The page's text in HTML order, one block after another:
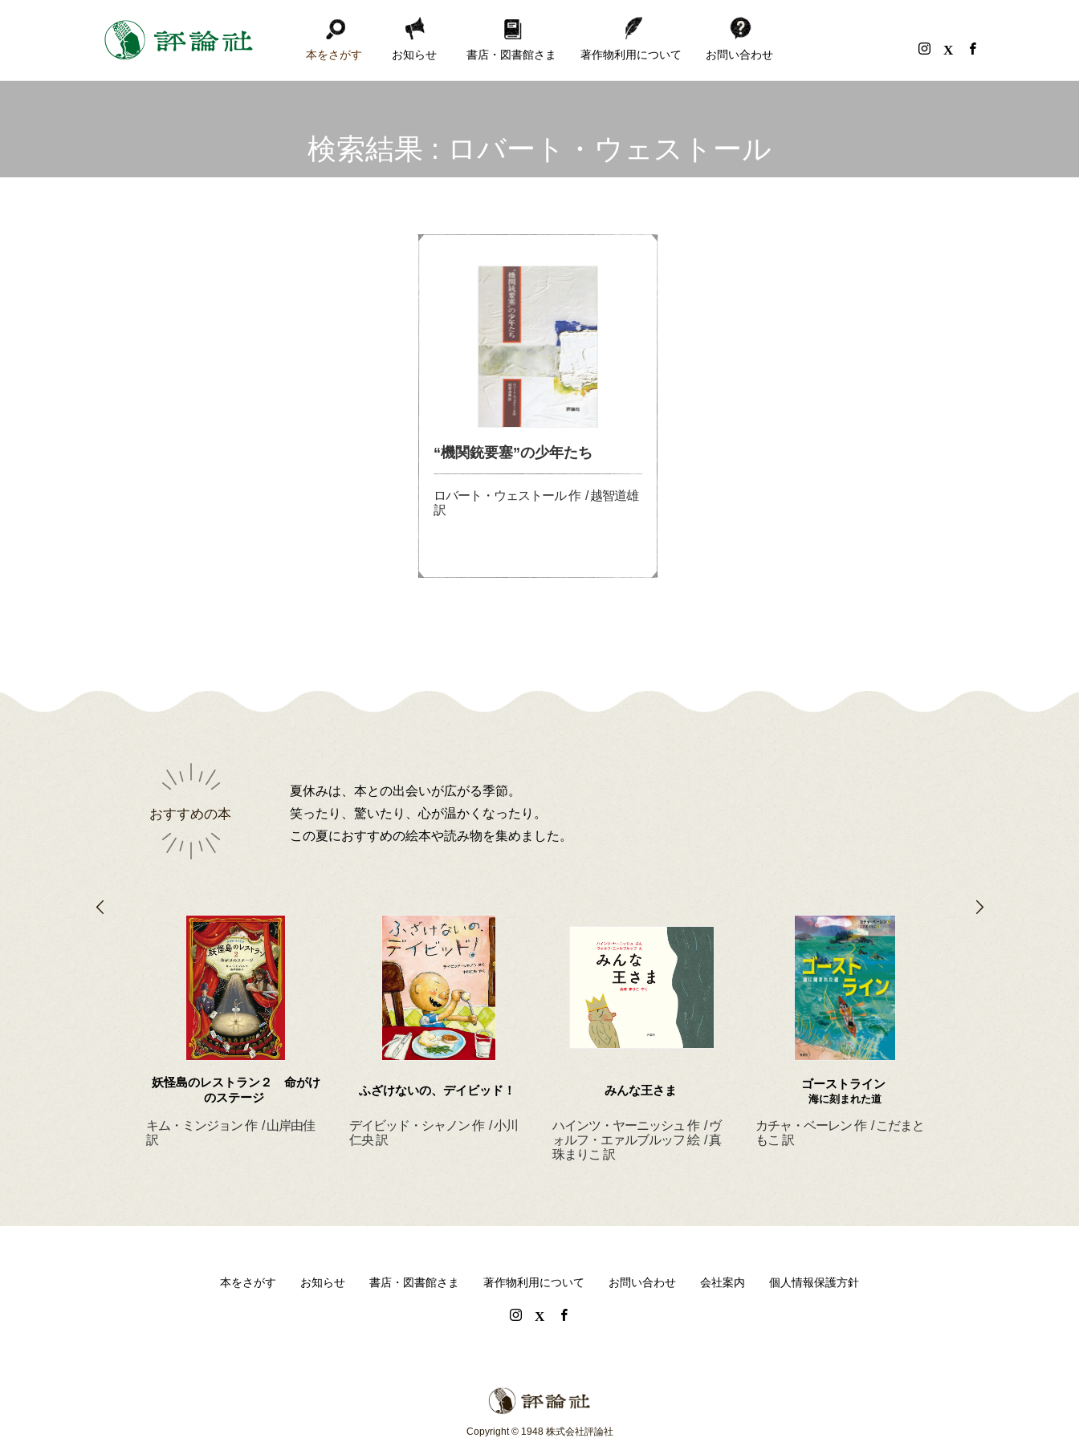
本をさがす お知らせ 書店・図書館さま 著作物利用について お問い合わせ
検索結果 : ロバート・ウェストール
“機関銃要塞”の少年たち
ロバート・ウェストール 作 / 越智道雄
訳
おすすめの本
夏休みは、本との出会いが広がる季節。
笑ったり、驚いたり、心が温かくなったり。
この夏におすすめの絵本や読み物を集めました。
妖怪島のレストラン２ 命がけ
のステージ
キム・ミンジョン 作 / 山岸由佳
訳
ふざけないの、デイビッド！
デイビッド・シャノン 作 / 小川
仁央 訳
みんな王さま
ハインツ・ヤーニッシュ 作 / ヴ
ォルフ・エァルブルッフ 絵 / 真
珠まりこ 訳
ゴーストライン
海に刻まれた道
カチャ・ベーレン 作 / こだまと
もこ 訳
本をさがす お知らせ 書店・図書館さま 著作物利用について お問い合わせ 会社案内 個人情報保護方針
Copyright © 1948 株式会社評論社